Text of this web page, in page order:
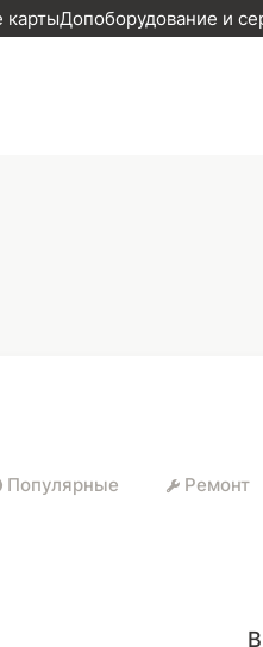
картыДопоборудование и
Популярные Ремонт